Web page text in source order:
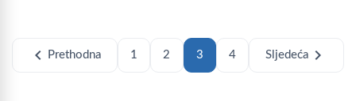
chevron_left Prethodna 1 2 3 4 Sljedeća chevron_right